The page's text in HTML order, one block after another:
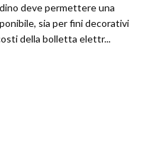
deve permettere una
sia per fini decorativi
della bolletta elettr...